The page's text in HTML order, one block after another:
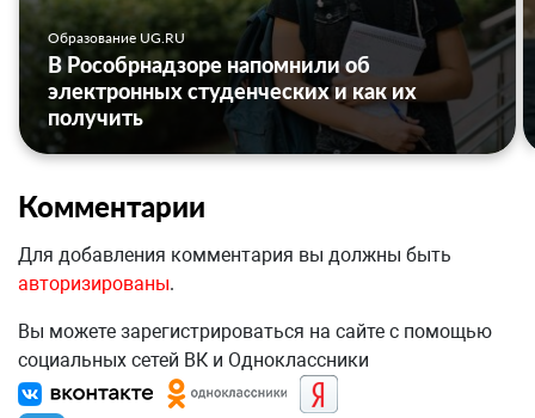
Образование UG.RU
В Рособрнадзоре напомнили об
электронных студенческих и как их
получить
Комментарии
Для добавления комментария вы должны быть
авторизированы.
Вы можете зарегистрироваться на сайте с помощью
социальных сетей ВК и Одноклассники